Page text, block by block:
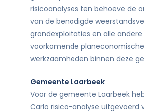
risicoanalyses ten behoeve de
van de benodigde
grondexploitaties en alle andere
voorkomende planeconomische
werkzaamheden binnen deze
Gemeente Laarbeek
Voor de gemeente Laarbeek
Carlo risico-analyse uitgevoerd